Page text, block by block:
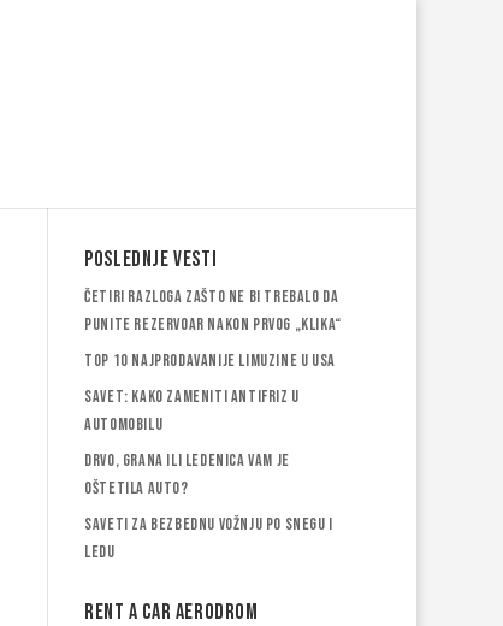
Poslednje vesti
Četiri razloga zašto ne bi trebalo da
punite rezervoar nakon prvog „klika“
Top 10 najprodavanije limuzine u USA
Savet: Kako zameniti antifriz u
automobilu
Drvo, grana ili ledenica vam je
oštetila auto?
Saveti za bezbednu vožnju po snegu i
ledu
Rent a car Aerodrom